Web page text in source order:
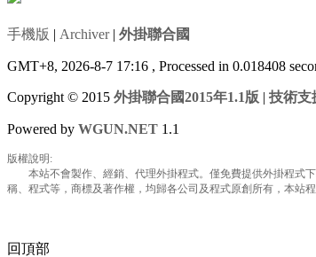
手機版 | Archiver| 外掛聯合國
GMT+8, 2026-8-7 17:16 , Processed in 0.018408
Copyright © 2015 外掛聯合國2015年1.1版 | 技術支
Powered by WGUN.NET 1.1
版權說明:
本站不會製作、經銷、代理外掛程式。僅免費提供外掛程式下
稱、程式等，商標及著作權，均歸各公司及程式原創所有，本站
回頂部